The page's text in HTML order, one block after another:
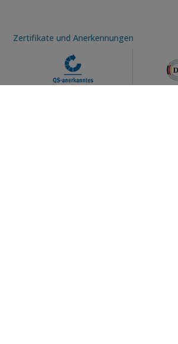
Zertifikate und Anerkennungen